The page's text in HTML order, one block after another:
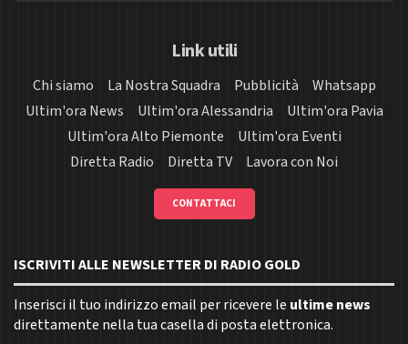
Link utili
Chi siamo La Nostra Squadra Pubblicità
Whatsapp
Ultim'ora News
Ultim'ora Alessandria
Ultim'ora Pavia
Ultim'ora Alto Piemonte
Ultim'ora Eventi
Diretta Radio
Diretta TV Lavora con Noi
CONTATTACI
ISCRIVITI ALLE NEWSLETTER DI RADIO GOLD
Inserisci il tuo indirizzo email per ricevere le ultime news
direttamente nella tua casella di posta elettronica.